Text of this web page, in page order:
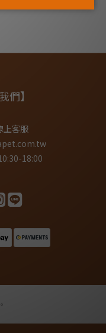
們】
上客服
18:00